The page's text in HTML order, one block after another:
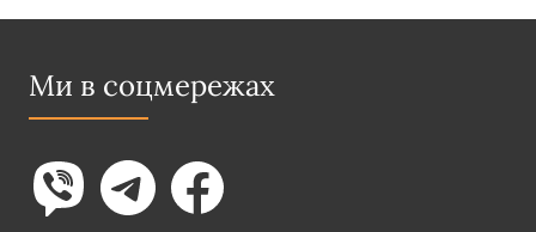
Ми в соцмережах